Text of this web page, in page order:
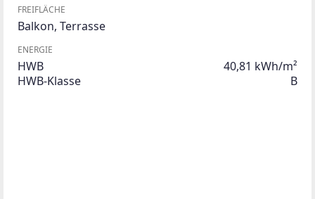
FREIFLÄCHE
Balkon, Terrasse
ENERGIE
HWB
40,81 kWh/m²
HWB-Klasse
B